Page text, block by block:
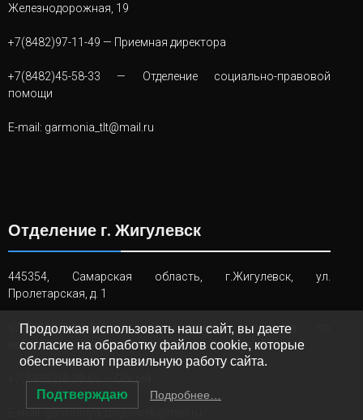
Железнодорожная, 19
+7(8482)97-11-49 — Приемная директора
+7(8482)45-58-33 — Отделение социально-правовой
помощи
E-mail: garmonia_tlt@mail.ru
Отделение г. Жигулевск
445354, Самарская область, г.Жигулевск, ул.
Пролетарская, д. 1
+7(84862)4-25-46— Заместитель директора по
воспитательной и реабилитационной работе
+7(84862)4-39-65— Общий
E-mail:garmoniya.zhigulevsk@mail.ru
Продолжая использовать наш сайт, вы даете
согласие на обработку файлов cookie, которые
обеспечивают правильную работу сайта.
Подтверждаю Подробнее…